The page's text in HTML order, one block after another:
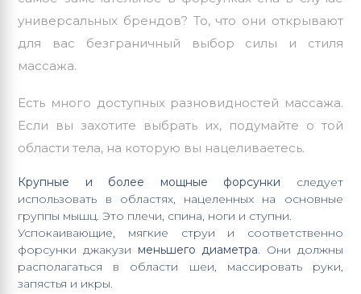
универсальных брендов? То, что они открывают
для вас безграничный выбор силы и стиля
массажа.
Есть много доступных разновидностей массажа.
Если вы захотите выбрать их, подумайте о той
области тела, на которую вы нацеливаетесь.
Крупные и более мощные форсунки следует
использовать в областях, нацеленных на основные
группы мышц. Это плечи, спина, ноги и ступни.
Успокаивающие, мягкие струи и соответственно
форсунки джакузи меньшего диаметра. Они должны
располагаться в области шеи, массировать руки,
запястья и икры.